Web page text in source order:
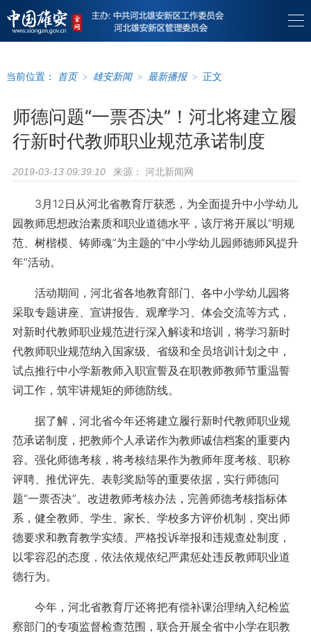
当前位置： 首页 > 雄安新闻 > 最新播报 > 正文
师德问题“一票否决”！河北将建立履
行新时代教师职业规范承诺制度
2019-03-13 09:39:10 来源： 河北新闻网
3月12日从河北省教育厅获悉，为全面提升中小学幼儿
园教师思想政治素质和职业道德水平，该厅将开展以“明规
范、树楷模、铸师魂”为主题的“中小学幼儿园师德师风提升
年”活动。
活动期间，河北省各地教育部门、各中小学幼儿园将
采取专题讲座、宣讲报告、观摩学习、体会交流等方式，
对新时代教师职业规范进行深入解读和培训，将学习新时
代教师职业规范纳入国家级、省级和全员培训计划之中，
试点推行中小学新教师入职宣誓及在职教师教师节重温誓
词工作，筑牢讲规矩的师德防线。
据了解，河北省今年还将建立履行新时代教师职业规
范承诺制度，把教师个人承诺作为教师诚信档案的重要内
容。强化师德考核，将考核结果作为教师年度考核、职称
评聘、推优评先、表彰奖励等的重要依据，实行师德问
题“一票否决”。改进教师考核办法，完善师德考核指标体
系，健全教师、学生、家长、学校多方评价机制，突出师
德要求和教育教学实绩。严格投诉举报和违规查处制度，
以零容忍的态度，依法依规依纪严肃惩处违反教师职业道
德行为。
今年，河北省教育厅还将把有偿补课治理纳入纪检监
察部门的专项监督检查范围，联合开展全省中小学在职教